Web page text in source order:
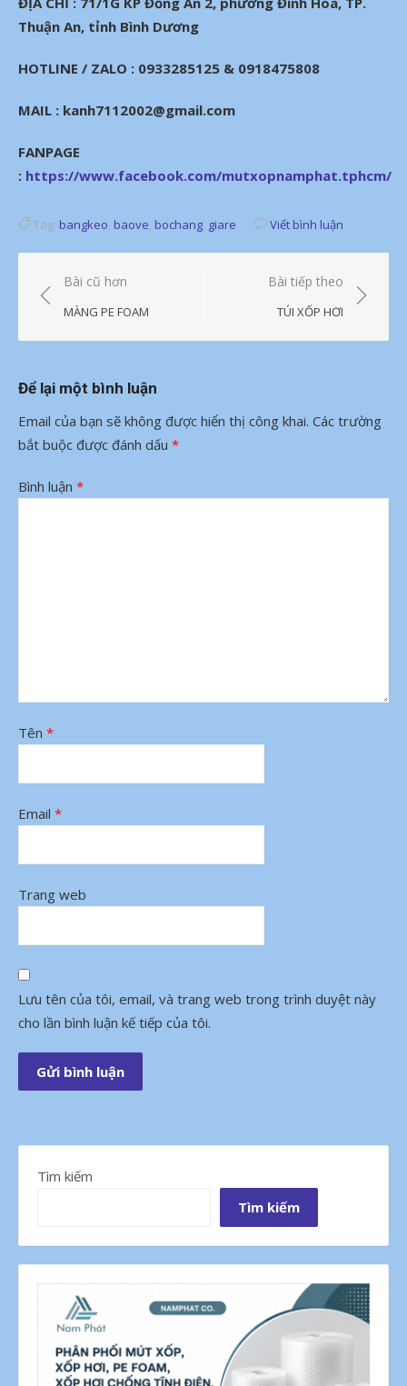
Thuận An, tỉnh Bình Dương
HOTLINE / ZALO : 0933285125 & 0918475808
MAIL : kanh7112002@gmail.com
FANPAGE
: https://www.facebook.com/mutxopnamphat.tphcm/
Tag: bangkeo, baove, bochang, giare Viết bình luận
Điều
hướng
Bài cũ hơn
MÀNG PE FOAM
Bài tiếp theo
TÚI XỐP HƠI
Để lại một bình luận
Email của bạn sẽ không được hiển thị công khai. Các trường
bắt buộc được đánh dấu *
Bình luận *
Tên *
Email *
Trang web
Lưu tên của tôi, email, và trang web trong trình duyệt này
cho lần bình luận kế tiếp của tôi.
Tìm kiếm
Tìm kiếm